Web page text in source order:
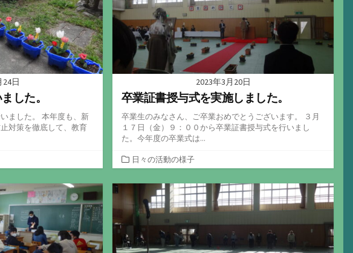
24日
した。
ました。 本年度も、新
対策を徹底して、教育
2023年3月20日
卒業証書授与式を実施しました。
卒業生のみなさん、ご卒業おめでとうございます。 ３月
１７日（金）９：００から卒業証書授与式を行いまし
た。今年度の卒業式は...
カ
テ
ゴ
ー
日々の活動の様子